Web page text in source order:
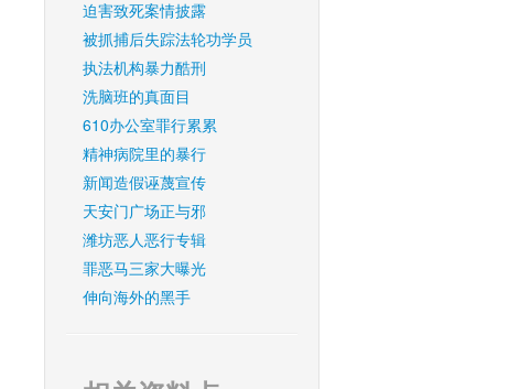
迫害致死案情披露
被抓捕后失踪法轮功学员
执法机构暴力酷刑
洗脑班的真面目
610办公室罪行累累
精神病院里的暴行
新闻造假诬蔑宣传
天安门广场正与邪
潍坊恶人恶行专辑
罪恶马三家大曝光
伸向海外的黑手